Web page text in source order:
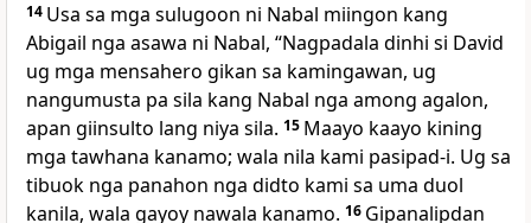
14 Usa sa mga sulugoon ni Nabal miingon kang
Abigail nga asawa ni Nabal, “Nagpadala dinhi si David
ug mga mensahero gikan sa kamingawan, ug
nangumusta pa sila kang Nabal nga among agalon,
apan giinsulto lang niya sila. 15 Maayo kaayo kining
mga tawhana kanamo; wala nila kami pasipad-i. Ug sa
tibuok nga panahon nga didto kami sa uma duol
kanila, wala gayoy nawala kanamo. 16 Gipanalipdan